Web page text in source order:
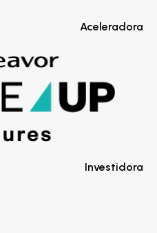
Aceleradora
Investidora